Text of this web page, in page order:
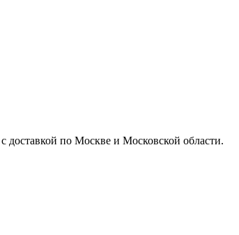
доставкой по Москве и Московской области.